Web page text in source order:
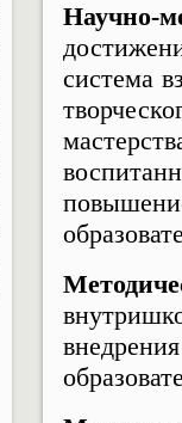
Научно-
система